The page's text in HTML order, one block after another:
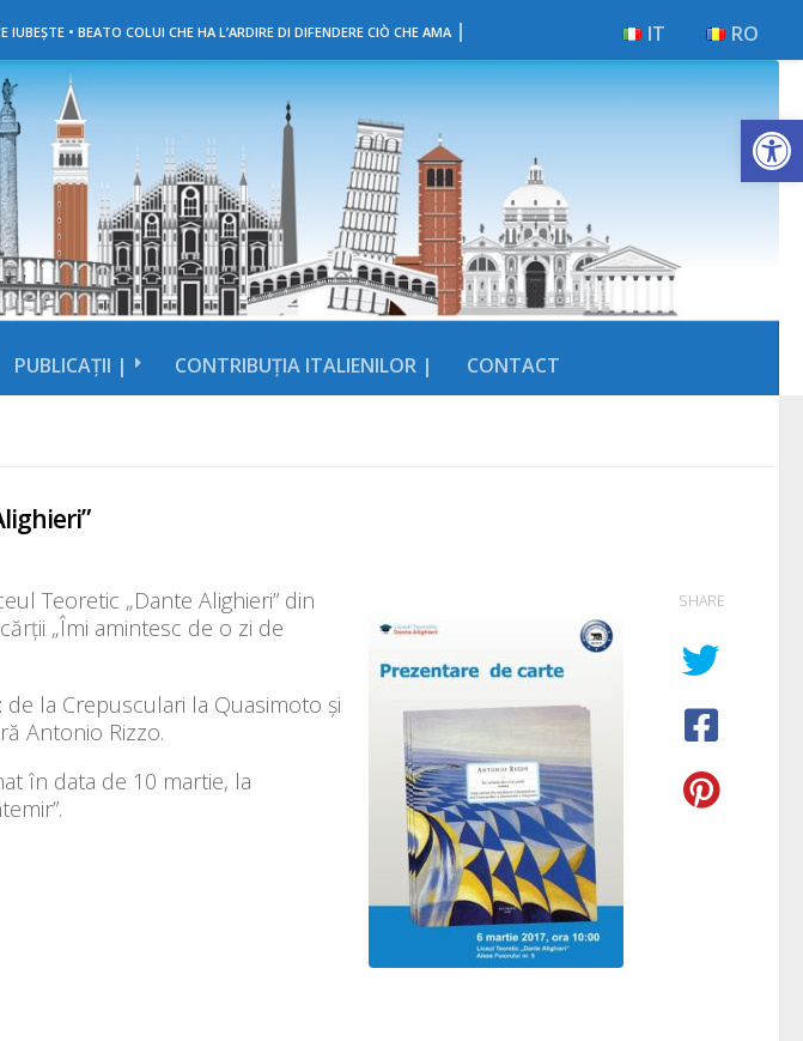
• BEATO COLUI CHE HA L’ARDIRE DI DIFENDERE CIÒ CHE AMA | RO
IT
PUBLICAȚII | CONTRIBUȚIA ITALIENILOR | CONTACT
Teoretic „Dante Alighieri” din
„Îmi amintesc de o zi de
la Crepusculari la Quasimoto și
Antonio Rizzo.
în data de 10 martie, la
SHARE